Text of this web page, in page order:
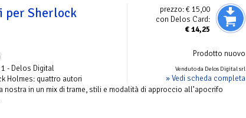
prezzo:€ 15,00
con Delos Card:
€14,25
Prodotto nuovo
Venduto da Delos Digital srl
» Vedi scheda completa
per Sherlock
1 - Delos Digital
Holmes: quattro autori
nostra in un mix di trame, stili e modalità di approccio all’apocrifo